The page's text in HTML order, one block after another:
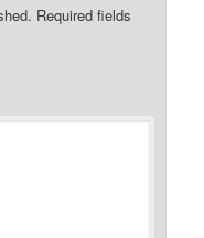
Required fields